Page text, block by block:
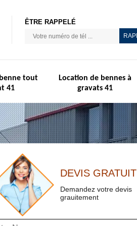
ÊTRE RAPPELÉ
tout
41
Location de bennes à
gravats 41
DEVIS GRATUIT
Demandez votre devis
grauitement